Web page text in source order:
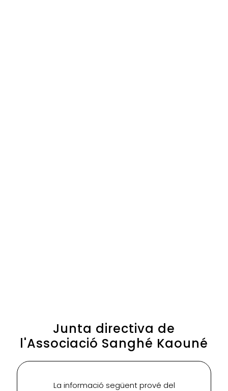
Junta directiva de
l'Associació Sanghé Kaouné
La informació següent prové del